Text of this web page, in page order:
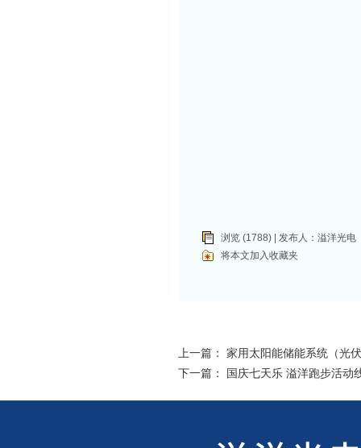
浏览 (1788) | 发布人： 溢洋光电
将本文加入收藏夹
上一篇： 家用太阳能储能系统（光
下一篇：
国庆七天乐 溢洋跑步活动